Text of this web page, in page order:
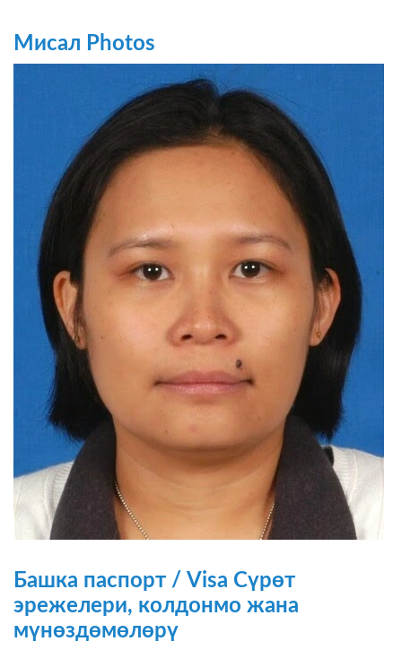
Мисал Photos
Башка паспорт / Visa Сүрөт
эрежелери, колдонмо жана
мүнөздөмөлөрү